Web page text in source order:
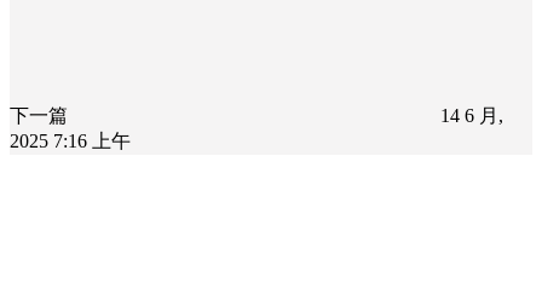
下一篇
14 6 月,
2025 7:16 上午